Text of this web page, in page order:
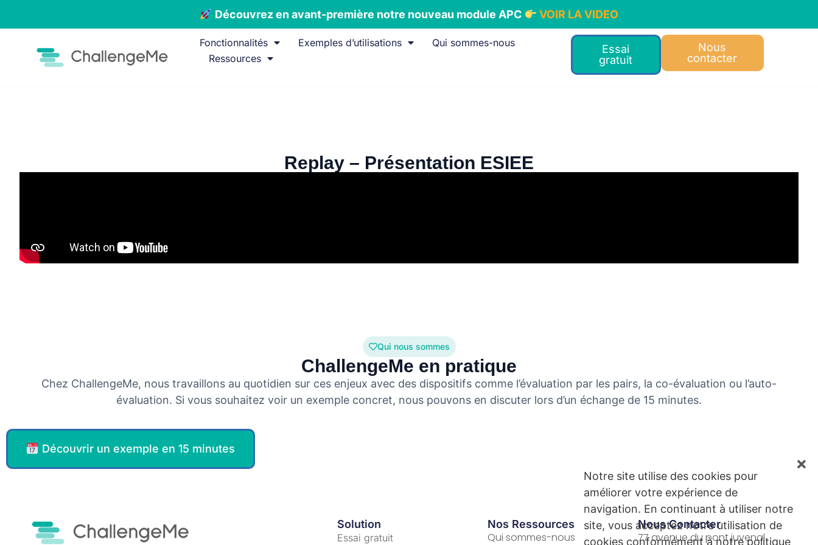
Découvrez en avant-première notre nouveau module APC VOIR LA VIDEO
Nous
contacter
Essai
gratuit
Fonctionnalités Exemples d’utilisations
Qui sommes-nous
Ressources
Replay – Présentation ESIEE
Qui nous sommes
ChallengeMe en pratique
Chez ChallengeMe, nous travaillons au quotidien sur ces enjeux avec des dispositifs comme l’évaluation par les pairs, la co-évaluation ou l’auto-
évaluation. Si vous souhaitez voir un exemple concret, nous pouvons en discuter lors d’un échange de 15 minutes.
Découvrir un exemple en 15 minutes
Notre site utilise des cookies pour
améliorer votre expérience de
navigation. En continuant à utiliser notre
site, vous acceptez notre utilisation de
cookies conformément à notre politique
Solution
Essai gratuit
Nos Ressources
Qui sommes-nous
Nous Contacter
77 avenue du pont juvenal